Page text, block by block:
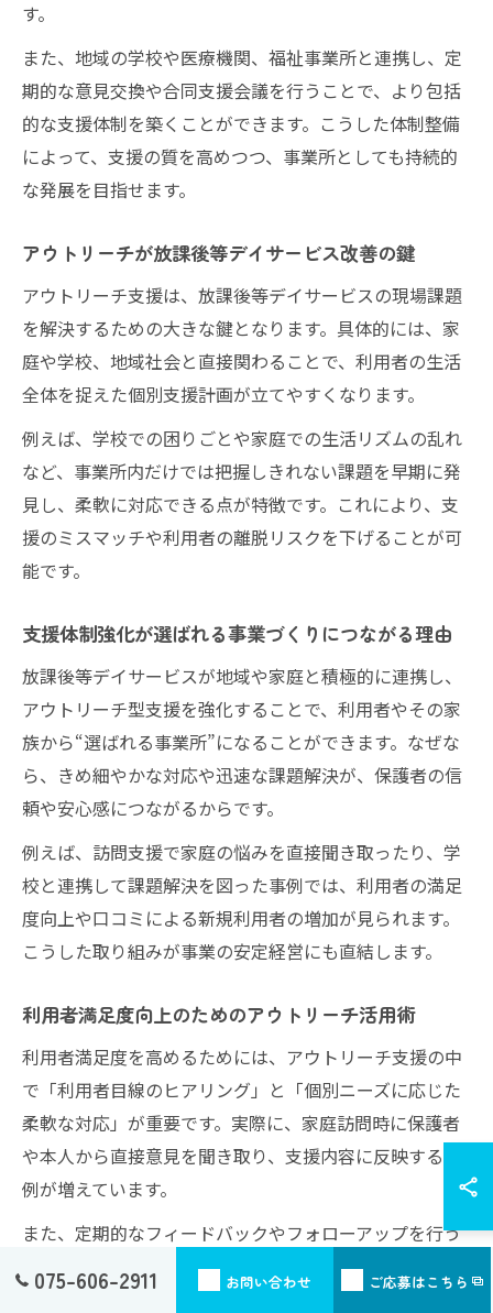
す。
また、地域の学校や医療機関、福祉事業所と連携し、定
期的な意見交換や合同支援会議を行うことで、より包括
的な支援体制を築くことができます。こうした体制整備
によって、支援の質を高めつつ、事業所としても持続的
な発展を目指せます。
アウトリーチが放課後等デイサービス改善の鍵
アウトリーチ支援は、放課後等デイサービスの現場課題
を解決するための大きな鍵となります。具体的には、家
庭や学校、地域社会と直接関わることで、利用者の生活
全体を捉えた個別支援計画が立てやすくなります。
例えば、学校での困りごとや家庭での生活リズムの乱れ
など、事業所内だけでは把握しきれない課題を早期に発
見し、柔軟に対応できる点が特徴です。これにより、支
援のミスマッチや利用者の離脱リスクを下げることが可
能です。
支援体制強化が選ばれる事業づくりにつながる理由
放課後等デイサービスが地域や家庭と積極的に連携し、
アウトリーチ型支援を強化することで、利用者やその家
族から“選ばれる事業所”になることができます。なぜな
ら、きめ細やかな対応や迅速な課題解決が、保護者の信
頼や安心感につながるからです。
例えば、訪問支援で家庭の悩みを直接聞き取ったり、学
校と連携して課題解決を図った事例では、利用者の満足
度向上や口コミによる新規利用者の増加が見られます。
こうした取り組みが事業の安定経営にも直結します。
利用者満足度向上のためのアウトリーチ活用術
利用者満足度を高めるためには、アウトリーチ支援の中
で「利用者目線のヒアリング」と「個別ニーズに応じた
柔軟な対応」が重要です。実際に、家庭訪問時に保護者
や本人から直接意見を聞き取り、支援内容に反映する事
例が増えています。
また、定期的なフィードバックやフォローアップを行う
ことで、利用者が安心してサービスを継続できる環境を
整えることができます。現場スタッフには「小さな変化
075-606-2911 お問い合わせ ご応募はこちら